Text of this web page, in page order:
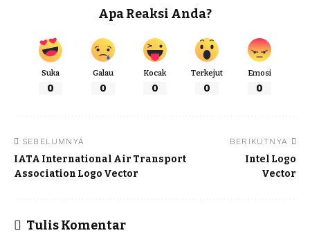
Apa Reaksi Anda?
Suka
0
Galau
0
Kocak
0
Terkejut
0
Emosi
0
SEBELUMNYA
IATA International Air Transport
Association Logo Vector
BERIKUTNYA
Intel Logo
Vector
Tulis Komentar